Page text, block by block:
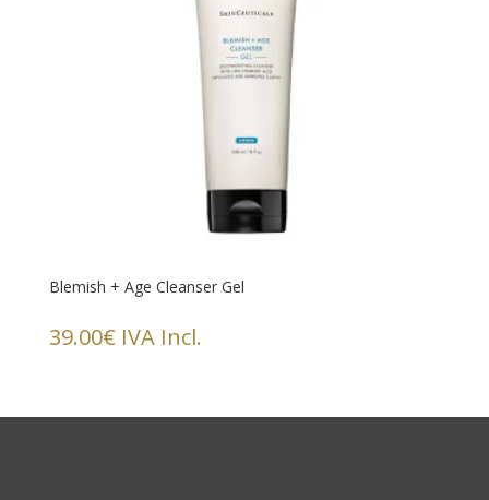
Blemish + Age Cleanser Gel
39.00€ IVA Incl.